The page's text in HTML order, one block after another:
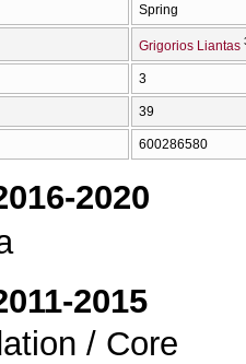
Spring
Grigorios Liantas
3
39
600286580
2020
2015
/ Core